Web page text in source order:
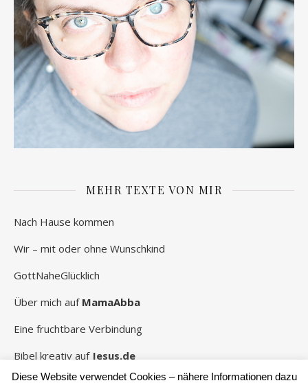
MEHR TEXTE VON MIR
Nach Hause kommen
Wir – mit oder ohne Wunschkind
GottNaheGlücklich
Über mich auf MamaAbba
Eine fruchtbare Verbindung
Bibel kreativ auf Jesus.de
Diese Website verwendet Cookies – nähere Informationen dazu